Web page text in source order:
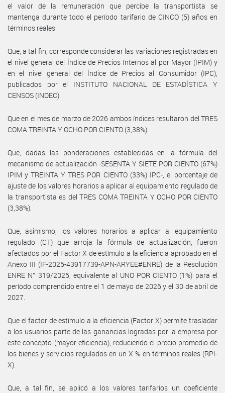
el valor de la remuneración que percibe la transportista se
mantenga durante todo el período tarifario de CINCO (5) años en
términos reales.
Que, a tal fin, corresponde considerar las variaciones registradas en
el nivel general del Índice de Precios Internos al por Mayor (IPIM) y
en el nivel general del Índice de Precios al Consumidor (IPC),
publicados por el INSTITUTO NACIONAL DE ESTADÍSTICA Y
CENSOS (INDEC).
Que en el mes de marzo de 2026 ambos índices resultaron del TRES
COMA TREINTA Y OCHO POR CIENTO (3,38%).
Que, dadas las ponderaciones establecidas en la fórmula del
mecanismo de actualización -SESENTA Y SIETE POR CIENTO (67%)
IPIM y TREINTA Y TRES POR CIENTO (33%) IPC-, el porcentaje de
ajuste de los valores horarios a aplicar al equipamiento regulado de
la transportista es del TRES COMA TREINTA Y OCHO POR CIENTO
(3,38%).
Que, asimismo, los valores horarios a aplicar al equipamiento
regulado (CT) que arroja la fórmula de actualización, fueron
afectados por el Factor X de estímulo a la eficiencia aprobado en el
Anexo III (IF-2025-43917739-APN-ARYEE#ENRE) de la Resolución
ENRE N° 319/2025, equivalente al UNO POR CIENTO (1%) para el
período comprendido entre el 1 de mayo de 2026 y el 30 de abril de
2027.
Que el factor de estímulo a la eficiencia (Factor X) permite trasladar
a los usuarios parte de las ganancias logradas por la empresa por
este concepto (mayor eficiencia), reduciendo el precio promedio de
los bienes y servicios regulados en un X % en términos reales (RPI-
X).
Que, a tal fin, se aplicó a los valores tarifarios un coeficiente